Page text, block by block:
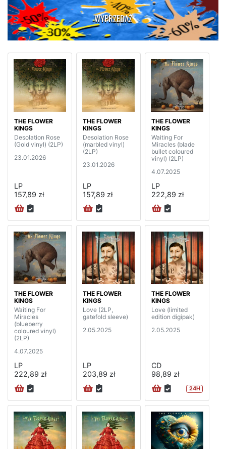
WYPRZEDAŻ
THE FLOWER
KINGS
Desolation Rose
(Gold vinyl) (2LP)
23.01.2026
LP
157,89 zł
THE FLOWER
KINGS
Desolation Rose
(marbled vinyl)
(2LP)
23.01.2026
LP
157,89 zł
THE FLOWER
KINGS
Waiting For
Miracles (blade
bullet coloured
vinyl) (2LP)
4.07.2025
LP
222,89 zł
THE FLOWER
KINGS
Waiting For
Miracles
(blueberry
coloured vinyl)
(2LP)
4.07.2025
LP
222,89 zł
THE FLOWER
KINGS
Love (2LP,
gatefold sleeve)
2.05.2025
LP
203,89 zł
THE FLOWER
KINGS
Love (limited
edition digipak)
2.05.2025
CD
98,89 zł
24H